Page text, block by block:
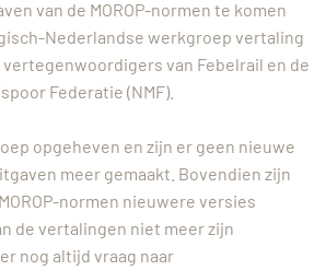
van de MOROP-normen te komen
Nederlandse werkgroep vertaling
van Febelrail en de
Federatie (NMF).
opgeheven en zijn er geen nieuwe
meer gemaakt. Bovendien zijn
normen nieuwere versies
de vertalingen niet meer zijn
nog altijd vraag naar